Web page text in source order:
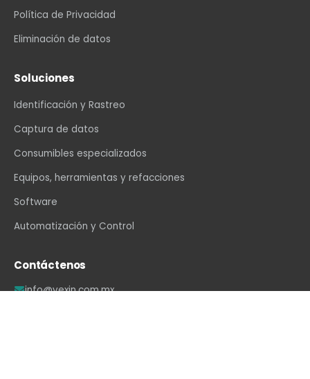
Política de Privacidad
Eliminación de datos
Soluciones
Identificación y Rastreo
Captura de datos
Consumibles especializados
Equipos, herramientas y refacciones
Software
Automatización y Control
Contáctenos
info@vexin.com.mx